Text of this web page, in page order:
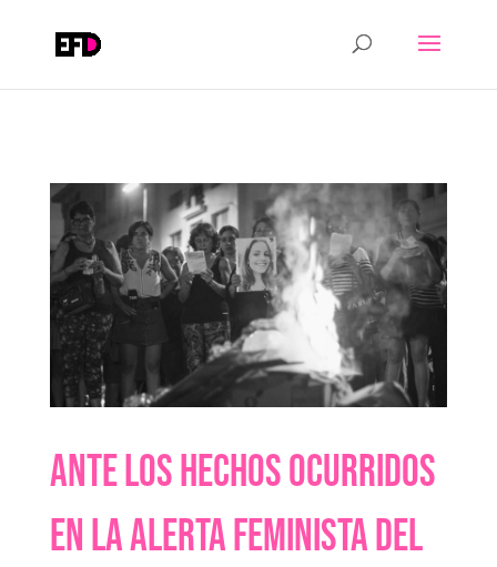
Ante los hechos ocurridos
en la Alerta Feminista del